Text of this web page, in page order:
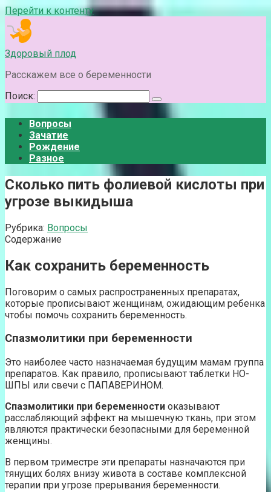
Перейти к контенту
Здоровый плод
Расскажем все о беременности
Поиск:
Вопросы
Зачатие
Рождение
Разное
Сколько пить фолиевой кислоты при
угрозе выкидыша
Рубрика: Вопросы
Содержание
Как сохранить беременность
Поговорим о самых распространенных препаратах,
которые прописывают женщинам, ожидающим ребенка
чтобы помочь сохранить беременность.
Спазмолитики при беременности
Это наиболее часто назначаемая будущим мамам группа
препаратов. Как правило, прописывают таблетки НО-
ШПЫ или свечи с ПАПАВЕРИНОМ.
Спазмолитики при беременности оказывают
расслабляющий эффект на мышечную ткань, при этом
являются практически безопасными для беременной
женщины.
В первом триместре эти препараты назначаются при
тянущих болях внизу живота в составе комплексной
терапии при угрозе прерывания беременности.